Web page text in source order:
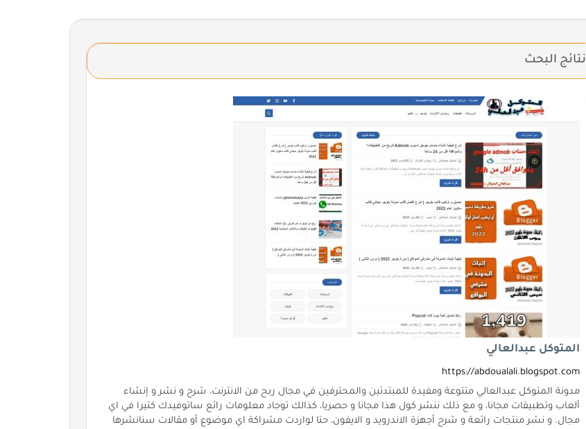
نتائج البحث
المتوكل عبدالعالي
https://abdoualali.blogspot.com
مدونة المتوكل عبدالعالي متتوعة ومفيدة للمبتدئين والمحترفين في مجال ربح من الانترنت، شرح و نشر و إنشاء
ألعاب وتطبيقات مجانا، و مع ذلك ننشر كول هذا مجانا و حصريا، كذالك توجاد معلومات رائع ساتوفيدك كتيرا في اي
مجال. و نشر منتجات رائعة و شرح أجهزة الاندرويد و الايفون، حتا لواردت مشراكة اي موضوع أو مقالات سنانشرها